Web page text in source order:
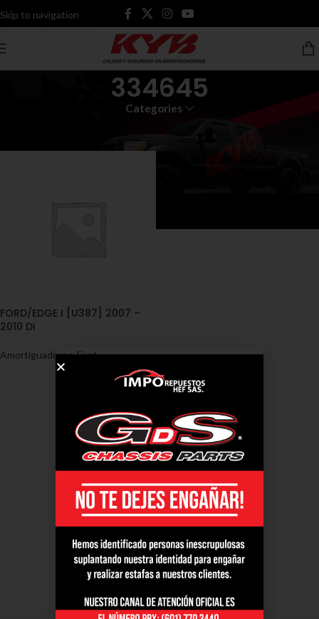
Skip to navigation
Skip to main content
334645
Categories
FORD/EDGE I [U387] 2007 –
2010 DI
Amortiguadores,Ford